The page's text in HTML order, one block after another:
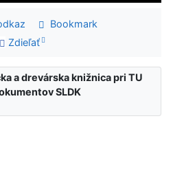
Bookmark
Zdieľať
a drevárska knižnica pri TU
SLDK